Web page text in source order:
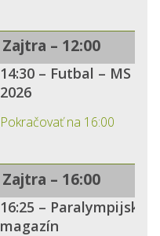
Zajtra – 12:00
14:30 – Futbal – MS
2026
Pokračovať na 16:00
Zajtra – 16:00
16:25 – Paralympijský
magazín